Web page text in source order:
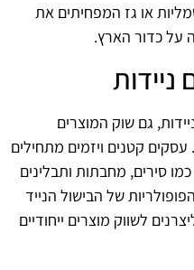
או גז המפחיתים את
על כדור הארץ.
ניידות
גם שוק המוצרים
קטנים ויזמים מתחילים
כמו סירים, מחבתות ותבלינים
של הבישול הנייד
לשווק מוצרים ייחודיים